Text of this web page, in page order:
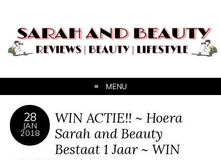
MENU
28
JAN
2018
WIN ACTIE!! ~ Hoera
Sarah and Beauty
Bestaat 1 Jaar ~ WIN